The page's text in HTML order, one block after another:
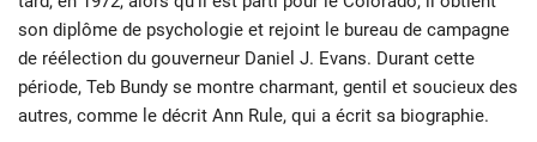
son diplôme de psychologie et rejoint le bureau de campagne
de réélection du gouverneur Daniel J. Evans. Durant cette
période, Teb Bundy se montre charmant, gentil et soucieux des
autres, comme le décrit Ann Rule, qui a écrit sa biographie.